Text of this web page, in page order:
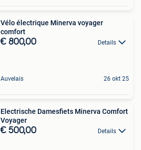
Vélo électrique Minerva voyager
comfort
€ 800,00 Details
Auvelais 26 okt 25
Electrische Damesfiets Minerva Comfort
Voyager
€ 500,00 Details